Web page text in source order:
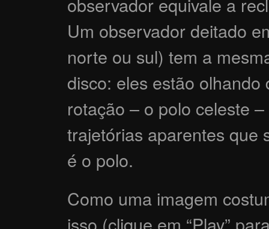
Um observador deitado
norte ou sul) tem a
disco: eles estão
rotação – o polo celeste
trajetórias aparentes que
é o polo.
Como uma imagem
isso (clique em “Play”